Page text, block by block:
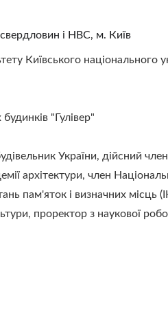
свердловин і НВС, м. Київ
Київського національного
"Гулівер"
України, дійсний
архітектури, член
пам'яток і визначних місць
проректор з наукової